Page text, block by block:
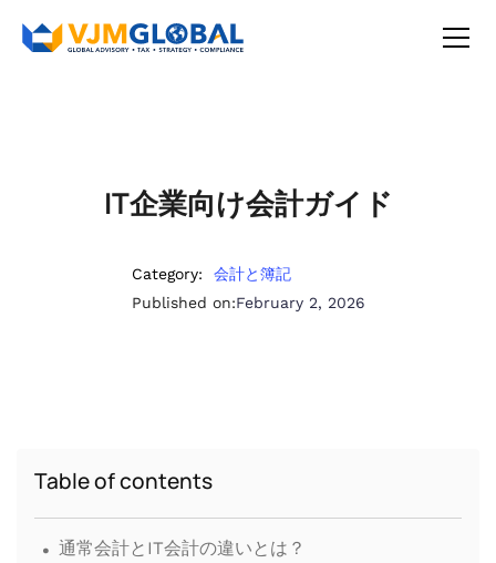
IT企業向け会計ガイド
Category:
会計と簿記
Published on:February 2, 2026
Table of contents
. 通常会計とIT会計の違いとは？